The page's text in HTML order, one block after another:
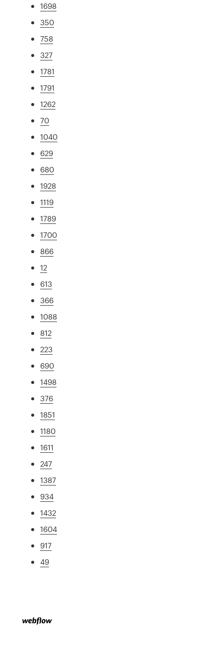
1698
350
758
327
1781
1791
1262
70
1040
629
680
1928
1119
1789
1700
866
12
613
366
1088
812
223
690
1498
376
1851
1180
1611
247
1387
934
1432
1604
917
49